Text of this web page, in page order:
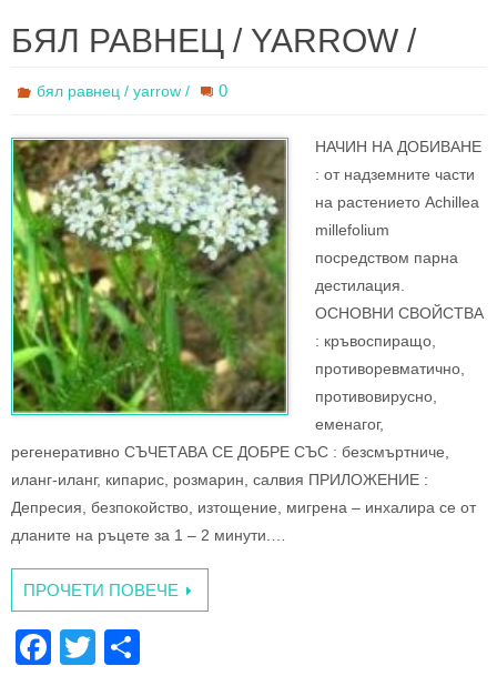
c
e
b
o
o
k
tt
er
ar
e
БЯЛ РАВНЕЦ / YARROW /
бял равнец / yarrow / 0
НАЧИН НА ДОБИВАНЕ
: oт надземните части
на растението Achillea
millefolium
посредством парна
дестилация.
ОСНОВНИ СВОЙСТВА
: кръвоспиращо,
противоревматично,
противовирусно,
еменагог,
регенеративно СЪЧЕТАВА СЕ ДОБРЕ СЪС : безсмъртниче,
иланг-иланг, кипарис, розмарин, салвия ПРИЛОЖЕНИЕ :
Депресия, безпокойство, изтощение, мигрена – инхалира се от
дланите на ръцете за 1 – 2 минути.…
ПРОЧЕТИ ПОВЕЧЕ
F
T